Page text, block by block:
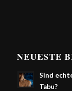
NEUESTE
Sind
Tabu?